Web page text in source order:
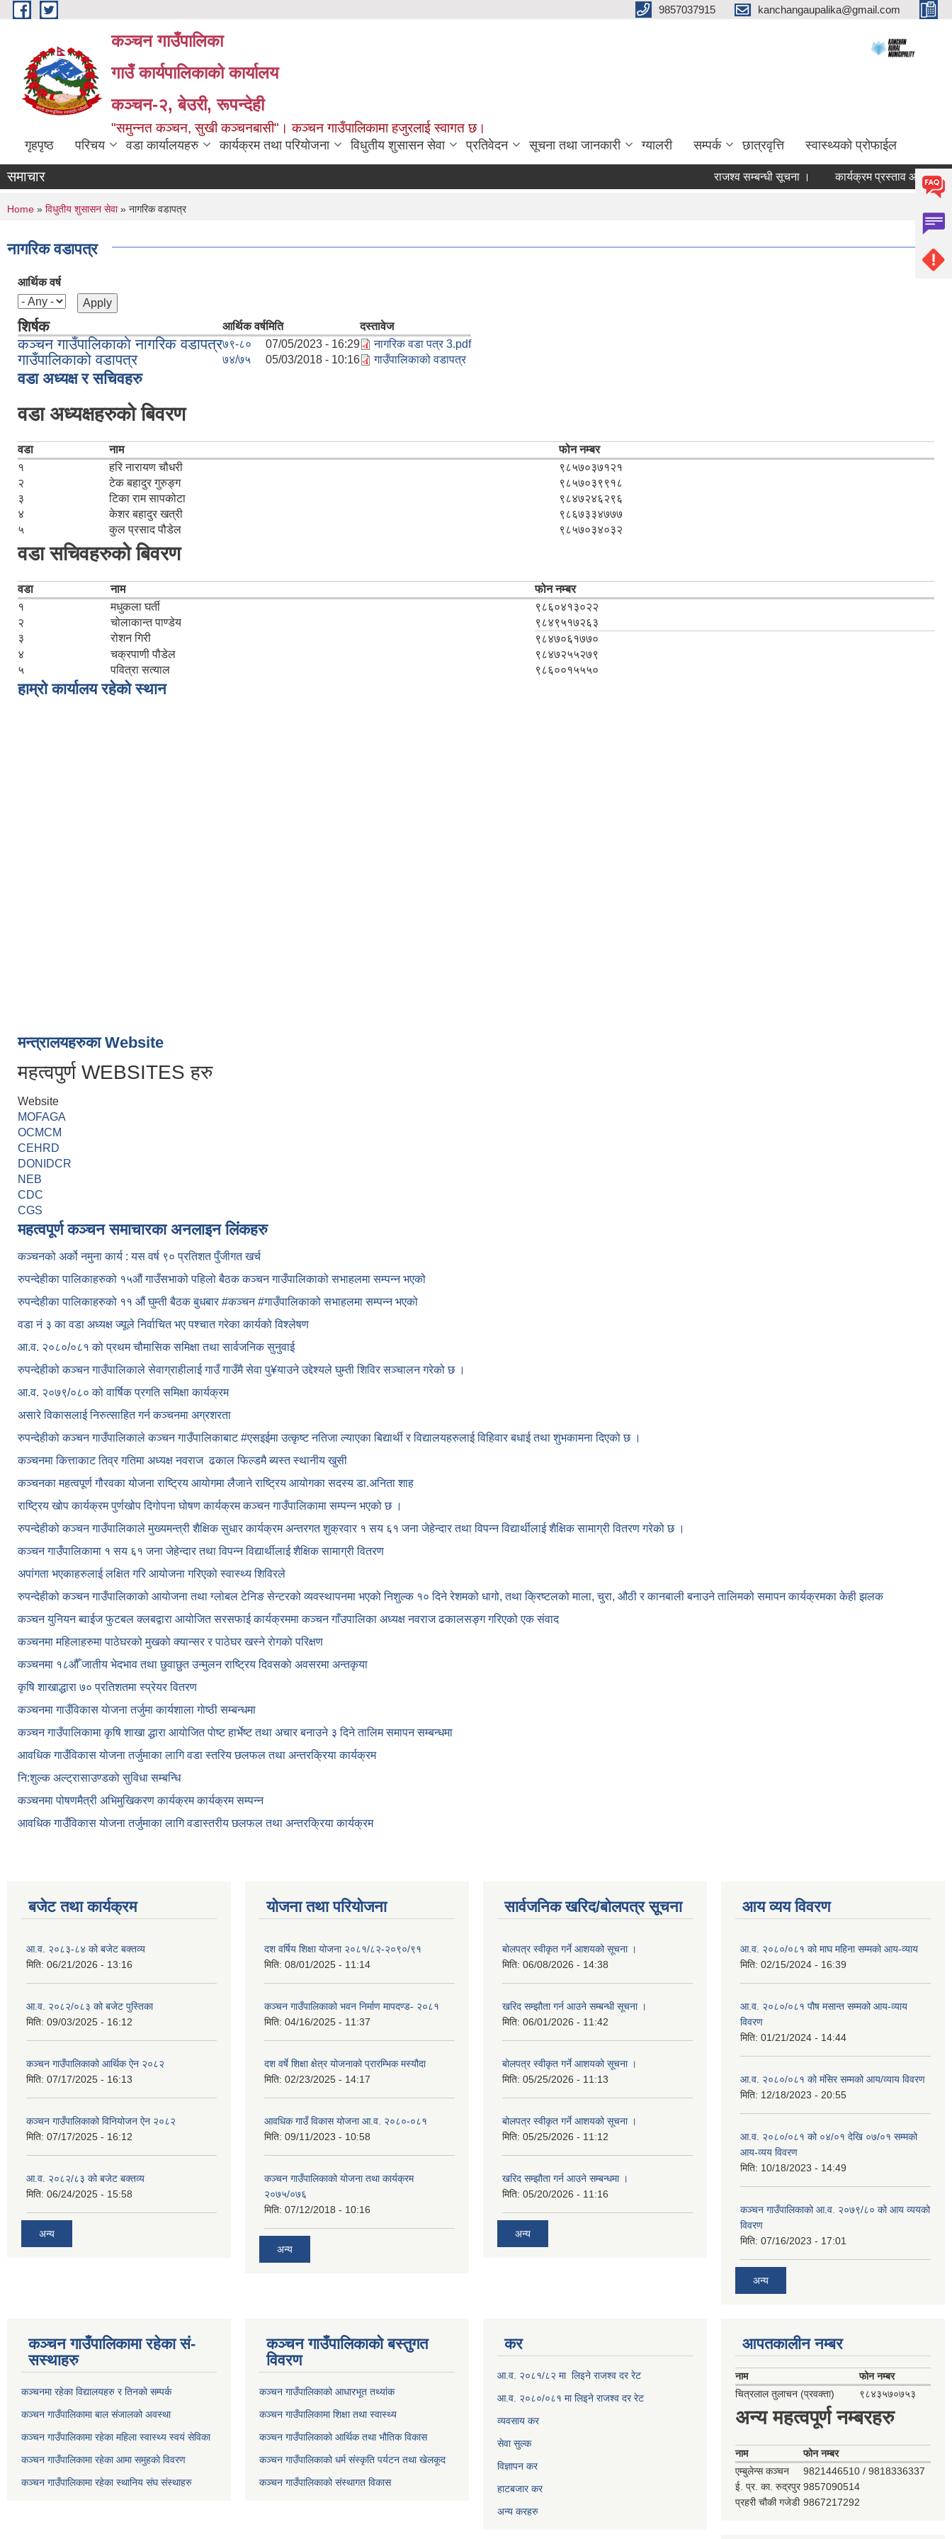
Skip to main content 9857037915 kanchangaupalika@gmail.com
कञ्चन गाउँपालिका
गाउँ कार्यपालिकाको कार्यालय
कञ्‍चन-२, बेउरी, रूपन्देही
"समुन्‍नत कञ्‍चन, सुखी कञ्‍चनबासी"। कञ्चन गाउँपालिकामा हजुरलाई स्वागत छ।
गृहपृष्ठ परिचय वडा कार्यालयहरु कार्यक्रम तथा परियोजना विधुतीय शुसासन सेवा प्रतिवेदन सूचना तथा जानकारी ग्यालरी सम्पर्क छात्रवृत्ति स्वास्थ्यको प्रोफाईल
समाचार राजश्व सम्बन्धी सूचना । कार्यक्रम प्रस्ताव आव्हान सम्बन्धी
You are here
Home » विधुतीय शुसासन सेवा» नागरिक वडापत्र
नागरिक वडापत्र
आर्थिक वर्ष
शिर्षक आर्थिक वर्षमिति दस्तावेज
कञ्‍चन गाउँपालिकाकाे नागरिक वडापत्र७९-८० 07/05/2023 - 16:29 नागरिक वडा पत्र 3.pdf
गाउँपालिकाको वडापत्र ७४/७५ 05/03/2018 - 10:16 गाउँपालिकाको वडापत्र
वडा अध्यक्ष र सचिवहरु
वडा अध्यक्षहरुको बिवरण
वडा नाम
फोन नम्बर
१
हरि नारायण चौधरी
९८५७०३७१२१
२
टेक बहादुर गुरुङ्ग
९८५७०३९९१८
३
टिका राम सापकोटा
९८४७२४६२९६
४
केशर बहादुर खत्री
९८६७३३४७७७
५
कुल प्रसाद पौडेल ९८५७०३४०३२
वडा सचिवहरुको बिवरण
वडा नाम
फोन नम्बर
१
मधुकला घर्ती
९८६०४१३०२२
२
चोलाकान्त पाण्डेय
९८४९५१७२६३
३
रोशन गिरी
९८४७०६१७७०
४
चक्रपाणी पौडेल
९८४७२५५२७९
५
पवित्रा सत्याल ९८६००१५५५०
हाम्रो कार्यालय रहेको स्थान
मन्त्रालयहरुका Website
महत्वपुर्ण WEBSITES हरु
Website
MOFAGA
OCMCM
CEHRD
DONIDCR
NEB
CDC
CGS
महत्वपूर्ण कञ्चन समाचारका अनलाइन लिंकहरु
कञ्चनको अर्को नमुना कार्य : यस वर्ष ९० प्रतिशत पुँजीगत खर्च
रुपन्देहीका पालिकाहरुको १५औं गाउँसभाको पहिलो बैठक कञ्चन गाउँपालिकाको सभाहलमा सम्पन्न भएको
रुपन्देहीका पालिकाहरुको ११ औं घुम्ती बैठक बुधबार #कञ्चन #गाउँपालिकाको सभाहलमा सम्पन्न भएको
वडा नं ३ का वडा अध्यक्ष ज्यूले निर्वाचित भए पश्चात गरेका कार्यको विश्लेषण
आ.व. २०८०/०८१ को प्रथम चौमासिक समिक्षा तथा सार्वजनिक सुनुवाई
रुपन्देहीको कञ्चन गाउँपालिकाले सेवाग्राहीलाई गाउँ गाउँमै सेवा पु¥याउने उद्देश्यले घुम्ती शिविर सञ्चालन गरेको छ ।
आ.व. २०७९/०८० को वार्षिक प्रगति समिक्षा कार्यक्रम
असारे विकासलाई निरुत्साहित गर्न कञ्चनमा अग्रशरता
रुपन्देहीको कञ्चन गाउँपालिकाले कञ्चन गाउँपालिकाबाट#एसइईमा उत्कृष्ट नतिजा ल्याएका बिद्यार्थी र विद्यालयहरुलाई विहिवार बधाई तथा शुभकामना दिएको छ ।
कञ्चनमा कित्ताकाट तिव्र गतिमा अध्यक्ष नवराज ढकाल फिल्डमै ब्यस्त स्थानीय खुसी
कञ्चनका महत्वपूर्ण गौरवका योजना राष्ट्रिय आयोगमा लैजाने राष्ट्रिय आयोगका सदस्य डा.अनिता शाह
राष्ट्रिय खोप कार्यक्रम पुर्णखोप दिगोपना घोषण कार्यक्रम कञ्‍चन गाउँपालिकामा सम्पन्न भएको छ ।
रुपन्देहीको कञ्चन गाउँपालिकाले मुख्यमन्त्री शैक्षिक सुधार कार्यक्रम अन्तरगत शुक्रवार १ सय ६१ जना जेहेन्दार तथा विपन्न विद्यार्थीलाई शैक्षिक सामाग्री वितरण गरेको छ ।
कञ्चन गाउँपालिकामा १ सय ६१ जना जेहेन्दार तथा विपन्न विद्यार्थीलाई शैक्षिक सामाग्री वितरण
अपांगता भएकाहरुलाई लक्षित गरि आयोजना गरिएको स्वास्थ्य शिविरले
रुपन्देहीको कञ्चन गाउँपालिकाको आयोजना तथा ग्लोबल टेनिङ सेन्टरको व्यवस्थापनमा भएको निशुल्क १० दिने रेशमको धागो, तथा क्रिष्टलको माला, चुरा, औठी र कानबाली बनाउने तालिमको समापन कार्यक्रमका केही झलक
कञ्चन युनियन ब्वाईज फुटबल क्लबद्वारा आयोजित सरसफाई कार्यक्रममा कञ्चन गाँउपालिका अध्यक्ष नवराज ढकालसङ्ग गरिएको एक संवाद
कञ्‍चनमा महिलाहरुमा पाठेघरको मुखकाे क्यान्सर र पाठेघर खस्‍ने राेगकाे परिक्षण
कञ्‍चनमा १८औँ जातीय भेदभाव तथा छुवाछुत उन्मुलन राष्ट्रिय दिवसकाे अवसरमा अन्तकृया
कृषि शाखाद्धारा ७० प्रतिशतमा स्प्रेयर वितरण
कञ्‍चनमा गाउँविकास याेजना तर्जुमा कार्यशाला गाेष्ठी सम्बन्धमा
कञ्‍चन गाउँपालिकामा कृषि शाखा द्धारा आयाेजित पाेष्ट हार्भेष्ट तथा अचार बनाउने ३ दिने तालिम समापन सम्बन्‍धमा
आवधिक गाउँविकास योजना तर्जुमाका लागि वडा स्तरिय छलफल तथा अन्तरक्रिया कार्यक्रम
नि:शुल्क अल्ट्रासाउण्डकाे सुविधा सम्बन्धि
कञ्चनमा पोषणमैत्री अभिमुखिकरण कार्यक्रम कार्यक्रम सम्पन्न
आवधिक गाउँविकास योजना तर्जुमाका लागि वडास्तरीय छलफल तथा अन्तरक्रिया कार्यक्रम
बजेट तथा कार्यक्रम
आ.व. २०८३-८४ को बजेट बक्तव्य
मिति: 06/21/2026 - 13:16
आ.व. २०८२/०८३ को बजेट पुस्तिका
मिति: 09/03/2025 - 16:12
कञ्‍चन गाउँपालिकाको आर्थिक ऐन २०८२
मिति: 07/17/2025 - 16:13
कञ्‍चन गाउँपालिकाको विनियोजन ऐन २०८२
मिति: 07/17/2025 - 16:12
आ.व. २०८२/८३ को बजेट बक्तव्य
मिति: 06/24/2025 - 15:58
अन्य
योजना तथा परियोजना
दश वर्षिय शिक्षा योजना २०८१/८२-२०९०/९१
मिति: 08/01/2025 - 11:14
कञ्‍चन गाउँपालिकाको भवन निर्माण मापदण्ड- २०८१
मिति: 04/16/2025 - 11:37
दश वर्षे शिक्षा क्षेत्र योजनाको प्रारम्भिक मस्यौदा
मिति: 02/23/2025 - 14:17
आवधिक गाउँ विकास योजना आ.व. २०८०-०८१
मिति: 09/11/2023 - 10:58
कञ्चन गाउँपालिकाको योजना तथा कार्यक्रम
२०७५/०७६
मिति: 07/12/2018 - 10:16
अन्य
सार्वजनिक खरिद/बोलपत्र सूचना
बोलपत्र स्वीकृत गर्ने आशयको सूचना ।
मिति: 06/08/2026 - 14:38
खरिद सम्झौता गर्न आउने सम्बन्धी सूचना ।
मिति: 06/01/2026 - 11:42
बोलपत्र स्वीकृत गर्ने आशयको सूचना ।
मिति: 05/25/2026 - 11:13
बोलपत्र स्वीकृत गर्ने आशयको सूचना ।
मिति: 05/25/2026 - 11:12
खरिद सम्झौता गर्न आउने सम्बन्धमा ।
मिति: 05/20/2026 - 11:16
अन्य
आय व्यय विवरण
आ.व. २०८०/०८१ को माघ महिना सम्मको आय-व्याय
मिति: 02/15/2024 - 16:39
आ.व. २०८०/०८१ पौष मसान्त सम्मको आय-व्याय
विवरण
मिति: 01/21/2024 - 14:44
आ.व. २०८०/०८१ को मंसिर सम्मको आय/व्याय विवरण
मिति: 12/18/2023 - 20:55
आ.व. २०८०/०८१ को ०४/०१ देखि ०७/०१ सम्मको
आय-व्यय विवरण
मिति: 10/18/2023 - 14:49
कञ्‍चन गाउँपालिकाको आ.व. २०७९/८० को आय व्ययको
विवरण
मिति: 07/16/2023 - 17:01
अन्य
कञ्चन गाउँपालिकामा रहेका सं-
सस्थाहरु
कञ्चनमा रहेका विद्यालयहरु र तिनकाे सम्पर्क
कञ्चन गाउँपालिकामा बाल संजालको अवस्था
कञ्चन गाउँपालिकामा रहेका महिला स्वास्थ्य स्वयं सेविका
कञ्चन गाउँपालिकामा रहेका आमा समुहकाे विवरण
कञ्चन गाउँपालिकामा रहेका स्थानिय संघ संस्थाहरु
कञ्चन गाउँपालिकाकाे बस्तुगत
विवरण
कञ्चन गाउँपालिकाको आधारभूत तथ्यांक
कञ्चन गाउँपालिकामा शिक्षा तथा स्वास्थ्य
कञ्चन गाउँपालिकाको आर्थिक तथा भौतिक विकास
कञ्चन गाउँपालिकाको धर्म संस्कृति पर्यटन तथा खेलकूद
कञ्चन गाउँपालिकाको संस्थागत विकास
कर
आ.व. २०८१/८२ मा लिइने राजश्व दर रेट
आ.व. २०८०/०८१ मा लिइने राजश्व दर रेट
व्यवसाय कर
सेवा सुल्क
विज्ञापन कर
हाटबजार कर
अन्य करहरु
आपतकालीन नम्बर
नाम
फोन नम्बर
चित्रलाल तुलाचन (प्रवक्ता)
९८४३५७०७५३
अन्य महत्वपूर्ण नम्बरहरु
नाम
फोन नम्बर
एम्बुलेन्स कञ्‍चन
9821446510 / 9818336337
ई. प्र. का. रुद्रपुर 9857090514
प्रहरी चौकी गजेडी 9867217292